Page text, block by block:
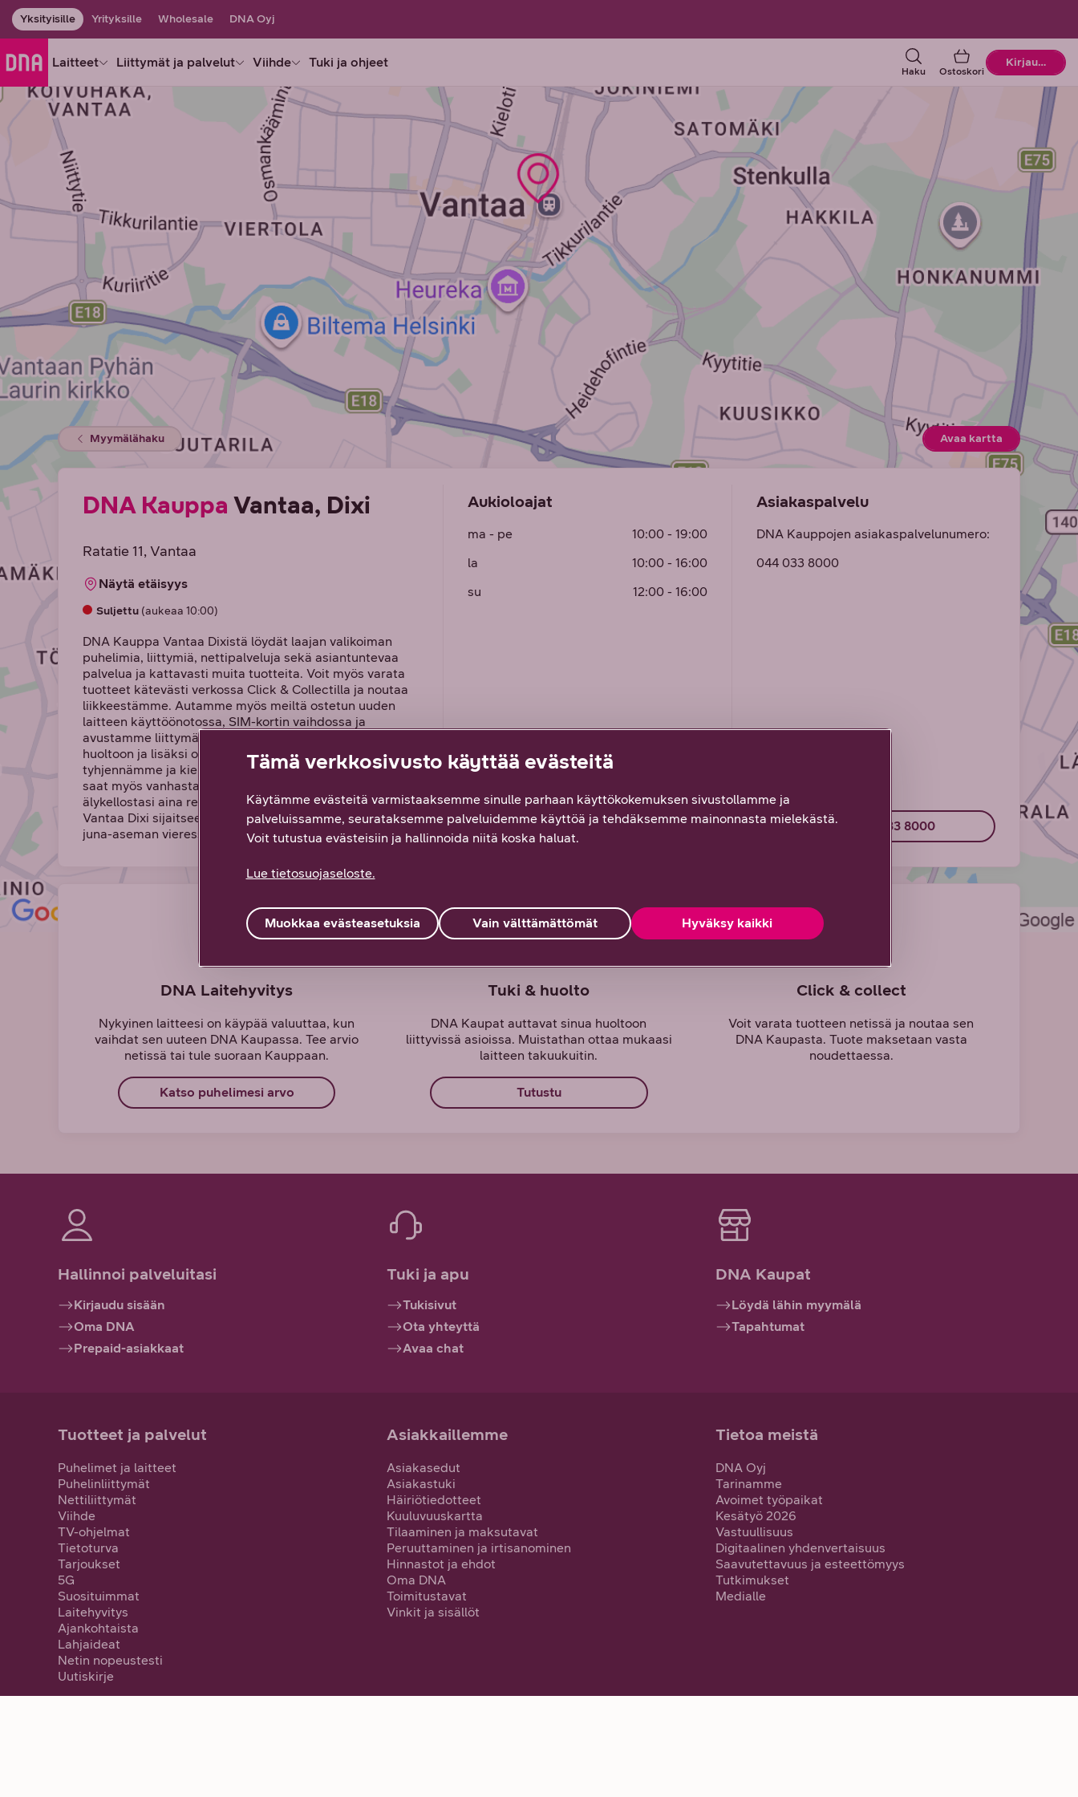
Yksityisille Yrityksille Wholesale DNA Oyj
Laitteet Liittymät ja palvelut Viihde Tuki ja ohjeet
Haku Ostoskori
OstoskoriKirjaudu
Myymälähaku Avaa kartta (Avautuu
DNA Kauppa Vantaa, Dixi
Ratatie 11, Vantaa
Näytä etäisyys
Suljettu (aukeaa 10:00)
DNA Kauppa Vantaa Dixistä löydät laajan valikoiman
puhelimia, liittymiä, nettipalveluja sekä asiantuntevaa
palvelua ja kattavasti muita tuotteita. Voit myös varata
tuotteet kätevästi verkossa Click & Collectilla ja noutaa
liikkeestämme. Autamme myös meiltä ostetun uuden
laitteen käyttöönotossa, SIM-kortin vaihdossa ja
avustamme liittymän käyttöönotossa. Voit tuoda laitteesi
huoltoon ja lisäksi otamme vastaan vanhat laitteesi,
tyhjennämme ja kierrätämme ne tietoturvallisesti. Meiltä
saat myös vanhasta puhelimestasi, tabletistasi tai
älykellostasi aina reilun vaihtohyvityksen. DNA Kauppa
Vantaa Dixi sijaitsee kauppakeskuksen 3. Kerroksessa,
juna-aseman vieressä.
Aukioloajat
ma- pe
10:00 - 19:00
la
10:00 - 16:00
su
12:00 - 16:00
Asiakaspalvelu
DNA Kauppojen asiakaspalvelunumero:
044 033 8000
Soita 044 033 8000
DNA Laitehyvitys
Nykyinen laitteesi on käypää valuuttaa, kun
vaihdat sen uuteen DNA Kaupassa. Tee arvio
netissä tai tule suoraan Kauppaan.
Katso puhelimesi arvo
Tuki & huolto
DNA Kaupat auttavat sinua huoltoon
liittyvissä asioissa. Muistathan ottaa mukaasi
laitteen takuukuitin.
Tutustu
Click & collect
Voit varata tuotteen netissä ja noutaa sen
DNA Kaupasta. Tuote maksetaan vasta
noudettaessa.
Hallinnoi palveluitasi
Kirjaudu sisään
Oma DNA
Prepaid-asiakkaat
Tuki ja apu
Tukisivut
Ota yhteyttä
Avaa chat
DNA Kaupat
Löydä lähin myymälä
Tapahtumat
Tuotteet ja palvelut
Puhelimet ja laitteet
Puhelinliittymät
Nettiliittymät
Viihde
TV-ohjelmat
Tietoturva
Tarjoukset
5G
Suosituimmat
Laitehyvitys
Ajankohtaista
Lahjaideat
Netin nopeustesti
Uutiskirje
Asiakkaillemme
Asiakasedut
Asiakastuki
Häiriötiedotteet
Kuuluvuuskartta
Tilaaminen ja maksutavat
Peruuttaminen ja irtisanominen
Hinnastot ja ehdot
Oma DNA
Toimitustavat
Vinkit ja sisällöt
Tietoa meistä
DNA Oyj
Tarinamme
Avoimet työpaikat
Kesätyö 2026
Vastuullisuus
Digitaalinen yhdenvertaisuus
Saavutettavuus ja esteettömyys
Tutkimukset
Medialle
Tämä verkkosivusto käyttää evästeitä
Käytämme evästeitä varmistaaksemme sinulle parhaan käyttökokemuksen sivustollamme ja
palveluissamme, seurataksemme palveluidemme käyttöä ja tehdäksemme mainonnasta mielekästä.
Voit tutustua evästeisiin ja hallinnoida niitä koska haluat.
Lue tietosuojaseloste.
Vain välttämättömät Hyväksy kaikki
Muokkaa evästeasetuksia